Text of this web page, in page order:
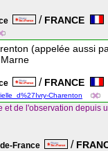
/ FRANCE
(appelée aussi
/ FRANCE
Charenton
et de l'observation depuis
de-France /